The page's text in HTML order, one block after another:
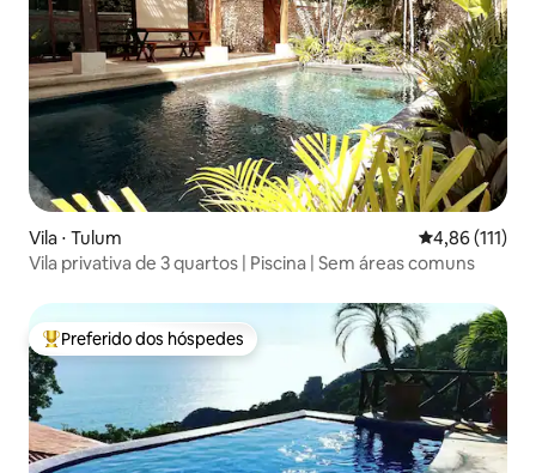
Vila ⋅ Tulum 4,86 de uma
4,86 (111)
Vila privativa de 3 quartos | Piscina | Sem áreas comuns
Entre os melhores preferidos dos hóspedes
Preferido dos hóspedes